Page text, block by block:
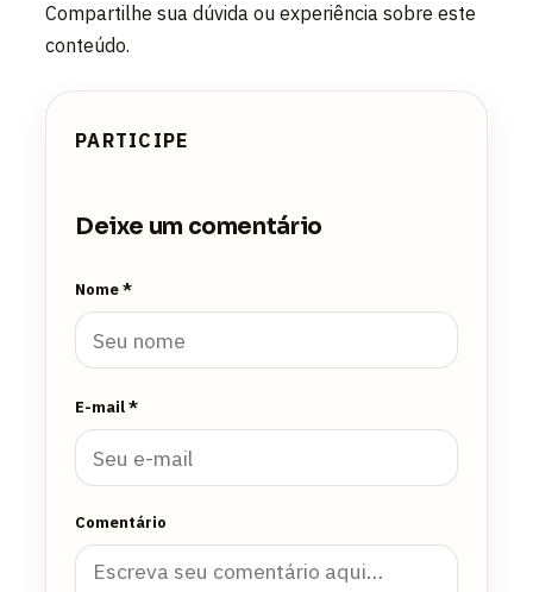
Compartilhe sua dúvida ou experiência sobre este
conteúdo.
PARTICIPE
Deixe um comentário
Nome *
E-mail *
Comentário